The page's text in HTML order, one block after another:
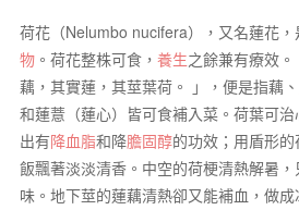
荷花（Nelumbo nucifera），又名蓮花
物。荷花整株可食， 養生之餘兼有療效。
藕，其實蓮，其莖葉荷。 」，便是指藕、
和蓮薏（蓮心）皆可食補入菜。荷葉可
出有降血脂和降膽固醇的功效；用盾形
飯飄著淡淡清香。中空的荷梗清熱解暑
味。地下莖的蓮藕清熱卻又能補血，做